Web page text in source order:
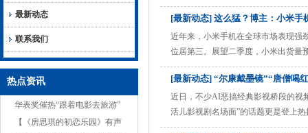
最新动态
联系我们
热点资讯
华表奖催热“跟着电影去旅游”
【《房思琪的初恋乐园》有声
16系列将带来诸多和AI有关的功能升
会惊呼的。” 作为华为手机阵营中最
[最新动态] 这么猛？博主：小米手
近年来，小米手机在全球市场表现强
位居第三。展望二季度，小米出货量
比增幅超过20%，较去年同期的3320
其间伴随有细微的下滑波动，整体走
......
[最新动态] “尔康戴墨镜”“唐僧喝
近日，不少AI恶搞经典影视桥段的
活儿影视剧名场面”的话题更是登上
匪夷所思，创作者们使用AI疯狂“整